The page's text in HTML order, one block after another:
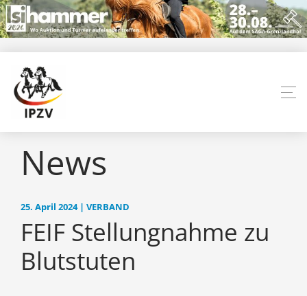
News
25. April 2024 | VERBAND
FEIF Stellungnahme zu
Blutstuten